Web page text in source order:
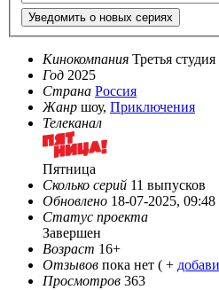
Уведомить о новых сериях
Кинокомпания Третья студия
Год 2025
Страна Россия
Жанр шоу, Приключения
Телеканал
Пятница
Сколько серий 11 выпусков
Обновлено 18-07-2025, 09:48
Статус проекта
Завершен
Возраст 16+
Отзывов пока нет ( +
Просмотров 363